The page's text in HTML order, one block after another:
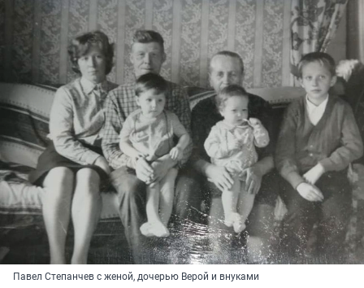
Павел Степанчев с женой, дочерью Верой и внуками